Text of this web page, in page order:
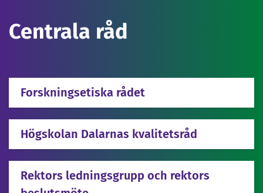
Centrala råd
Forskningsetiska rådet
Högskolan Dalarnas kvalitetsråd
Rektors ledningsgrupp och rektors